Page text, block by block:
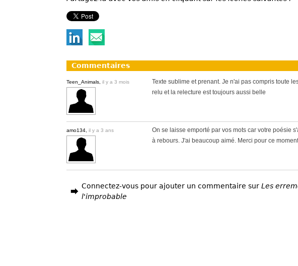
Commentaires
Teen_Animals, il y a 3 mois
Texte sublime et prenant. Je n'ai pas compris toute
relu et la relecture est toujours aussi belle
amo134, il y a 3 ans
On se laisse emporté par vos mots car votre poésie
à rebours. J'ai beaucoup aimé. Merci pour ce moment.
Connectez-vous pour ajouter un commentaire sur Les
l'improbable